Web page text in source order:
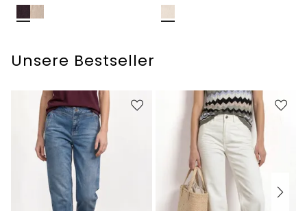
Unsere Bestseller